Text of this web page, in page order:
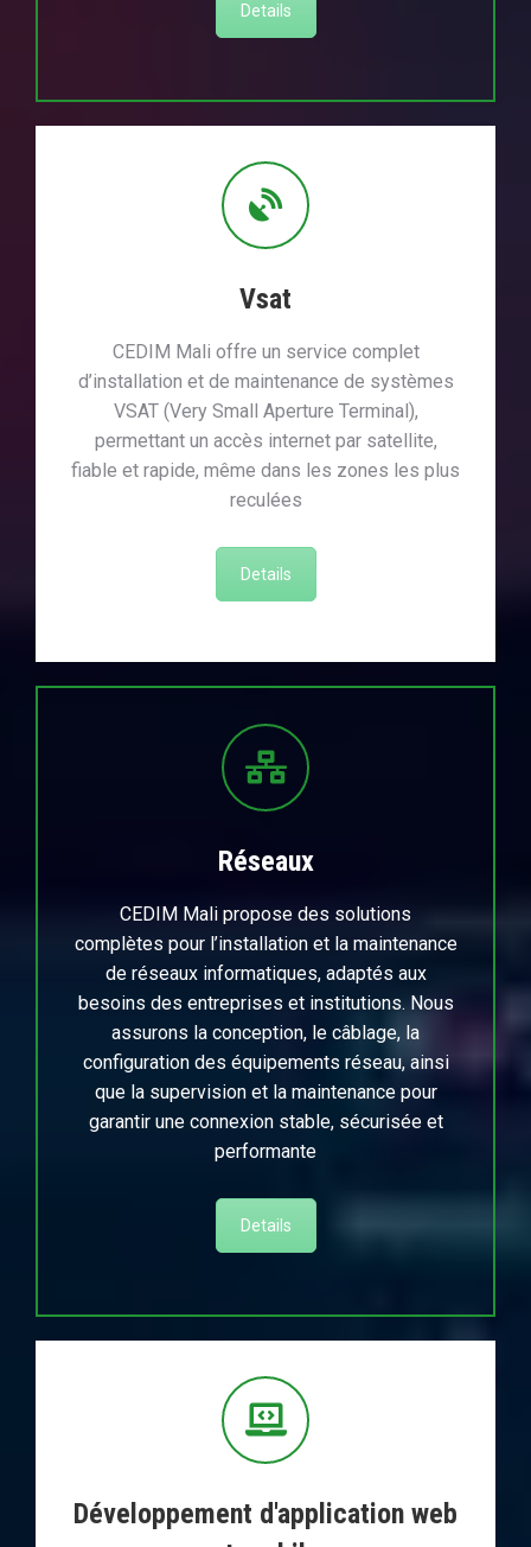
Details
Vsat
CEDIM Mali offre un service complet
d’installation et de maintenance de systèmes
VSAT (Very Small Aperture Terminal),
permettant un accès internet par satellite,
fiable et rapide, même dans les zones les plus
reculées
Details
Réseaux
CEDIM Mali propose des solutions
complètes pour l’installation et la maintenance
de réseaux informatiques, adaptés aux
besoins des entreprises et institutions. Nous
assurons la conception, le câblage, la
configuration des équipements réseau, ainsi
que la supervision et la maintenance pour
garantir une connexion stable, sécurisée et
performante
Details
Développement d'application web